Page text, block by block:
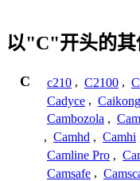
以"C"开头的其
C c210 , C2100 ,
Cadyce , Caikong
Cambozola ,
, Camhd , Camhi
Camline Pro ,
Camsafe ,